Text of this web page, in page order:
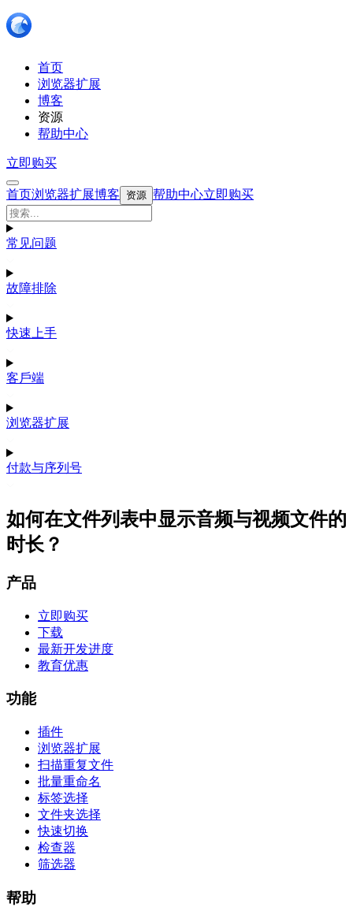
首页
浏览器扩展
博客
资源
帮助中心
立即购买
首页浏览器扩展博客 资源 帮助中心立即购买
常见问题
故障排除
快速上手
客戶端
浏览器扩展
付款与序列号
如何在文件列表中显示音频与视频文件的
时长？
产品
立即购买
下载
最新开发进度
教育优惠
功能
插件
浏览器扩展
扫描重复文件
批量重命名
标签选择
文件夹选择
快速切换
检查器
筛选器
帮助